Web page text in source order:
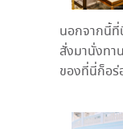
นอกจากนี้
สั่งมานั่งทา
ของที่นี่ก็อ